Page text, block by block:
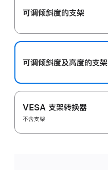
可调倾斜度的支架
可调倾斜度及高‍度的支‍架
VESA 支架转换器
不含支架